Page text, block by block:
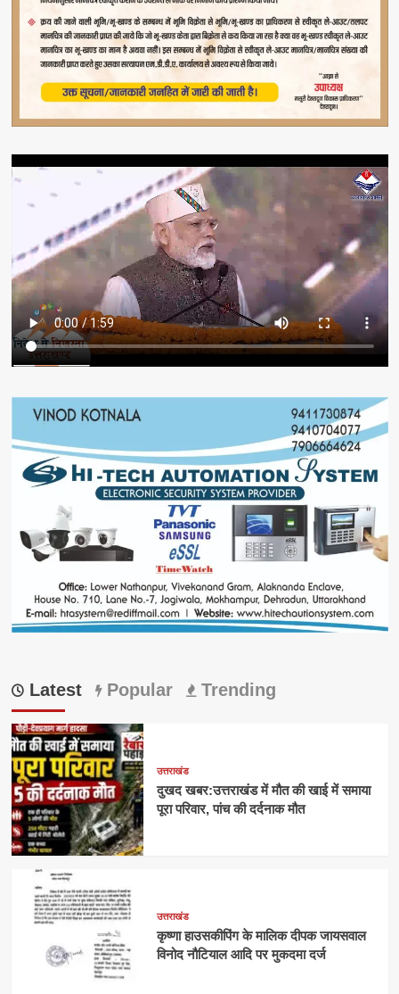
Latest Popular Trending
उत्तराखंड
दुखद खबर:उत्तराखंड में मौत की खाई में समाया
पूरा परिवार, पांच की दर्दनाक मौत
उत्तराखंड
कृष्णा हाउसकीपिंग के मालिक दीपक जायसवाल
विनोद नौटियाल आदि पर मुकदमा दर्ज